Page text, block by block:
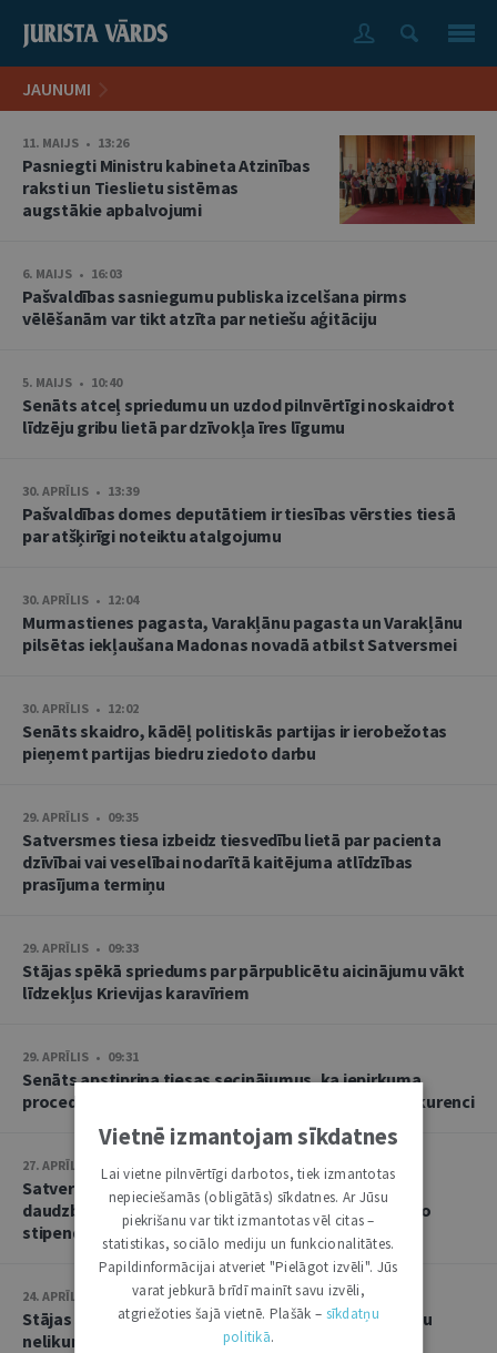
JAUNUMI
11. MAIJS • 13:26
Pasniegti Ministru kabineta Atzinības
raksti un Tieslietu sistēmas
augstākie apbalvojumi
6. MAIJS • 16:03
Pašvaldības sasniegumu publiska izcelšana pirms
vēlēšanām var tikt atzīta par netiešu aģitāciju
5. MAIJS • 10:40
Senāts atceļ spriedumu un uzdod pilnvērtīgi noskaidrot
līdzēju gribu lietā par dzīvokļa īres līgumu
30. APRĪLIS • 13:39
Pašvaldības domes deputātiem ir tiesības vērsties tiesā
par atšķirīgi noteiktu atalgojumu
30. APRĪLIS • 12:04
Murmastienes pagasta, Varakļānu pagasta un Varakļānu
pilsētas iekļaušana Madonas novadā atbilst Satversmei
30. APRĪLIS • 12:02
Senāts skaidro, kādēļ politiskās partijas ir ierobežotas
pieņemt partijas biedru ziedoto darbu
29. APRĪLIS • 09:35
Satversmes tiesa izbeidz tiesvedību lietā par pacienta
dzīvībai vai veselībai nodarītā kaitējuma atlīdzības
prasījuma termiņu
29. APRĪLIS • 09:33
Stājas spēkā spriedums par pārpublicētu aicinājumu vākt
līdzekļus Krievijas karavīriem
29. APRĪLIS • 09:31
Senāts apstiprina tiesas secinājumus, ka iepirkuma
procedūras pārtraukšana apdraudējusi godīgu konkurenci
27. APRĪLIS • 14:43
Satversmei atbilst norma, kas studējošajam no
daudzbērnu ģimenes paredz tiesības saņemt sociālo
stipendiju studijām Latvijā
24. APRĪLIS • 15:46
Stājas spēkā brīvības atņemšanas sods par migrantu
nelikumīgu pārvietošanu pāri valsts robežai
Vietnē izmantojam sīkdatnes
Lai vietne pilnvērtīgi darbotos, tiek izmantotas
nepieciešamās (obligātās) sīkdatnes. Ar Jūsu
piekrišanu var tikt izmantotas vēl citas –
statistikas, sociālo mediju un funkcionalitātes.
Papildinformācijai atveriet "Pielāgot izvēli". Jūs
varat jebkurā brīdī mainīt savu izvēli,
atgriežoties šajā vietnē. Plašāk – sīkdatņu
politikā.